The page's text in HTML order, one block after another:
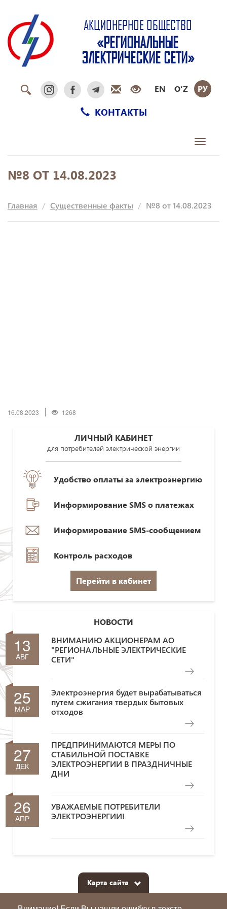
АКЦИОНЕРНОЕ ОБЩЕСТВО
«РЕГИОНАЛЬНЫЕ
ЭЛЕКТРИЧЕСКИЕ СЕТИ»
EN O‘Z РУ
КОНТАКТЫ
Toggle
№8 ОТ 14.08.2023
Главная Существенные факты №8 от 14.08.2023
16.08.2023 1268
ЛИЧНЫЙ КАБИНЕТ
для потребителей электрической энергии
Удобство оплаты за электроэнергию
Информирование SMS о платежах
Информирование SMS-сообщением
Контроль расходов
Перейти в кабинет
НОВОСТИ
13
АВГ
ВНИМАНИЮ АКЦИОНЕРАМ АО
"РЕГИОНАЛЬНЫЕ ЭЛЕКТРИЧЕСКИЕ
СЕТИ"
25
МАР
Электроэнергия будет вырабатываться
путем сжигания твердых бытовых
отходов
27
ДЕК
ПРЕДПРИНИМАЮТСЯ МЕРЫ ПО
СТАБИЛЬНОЙ ПОСТАВКЕ
ЭЛЕКТРОЭНЕРГИИ В ПРАЗДНИЧНЫЕ
ДНИ
26
АПР
УВАЖАЕМЫЕ ПОТРЕБИТЕЛИ
ЭЛЕКТРОЭНЕРГИИ!
Карта сайта